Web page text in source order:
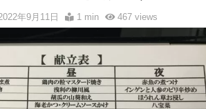
年9月11日 1 min 467views